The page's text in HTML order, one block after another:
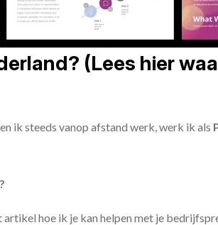
(Lees hier
ik steeds vanop afstand werk, werk ik als
hoe ik je kan helpen met je